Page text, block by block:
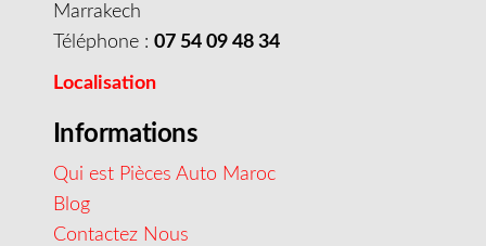
Marrakech
Téléphone : 07 54 09 48 34
Localisation
Informations
Qui est Pièces Auto Maroc
Blog
Contactez Nous